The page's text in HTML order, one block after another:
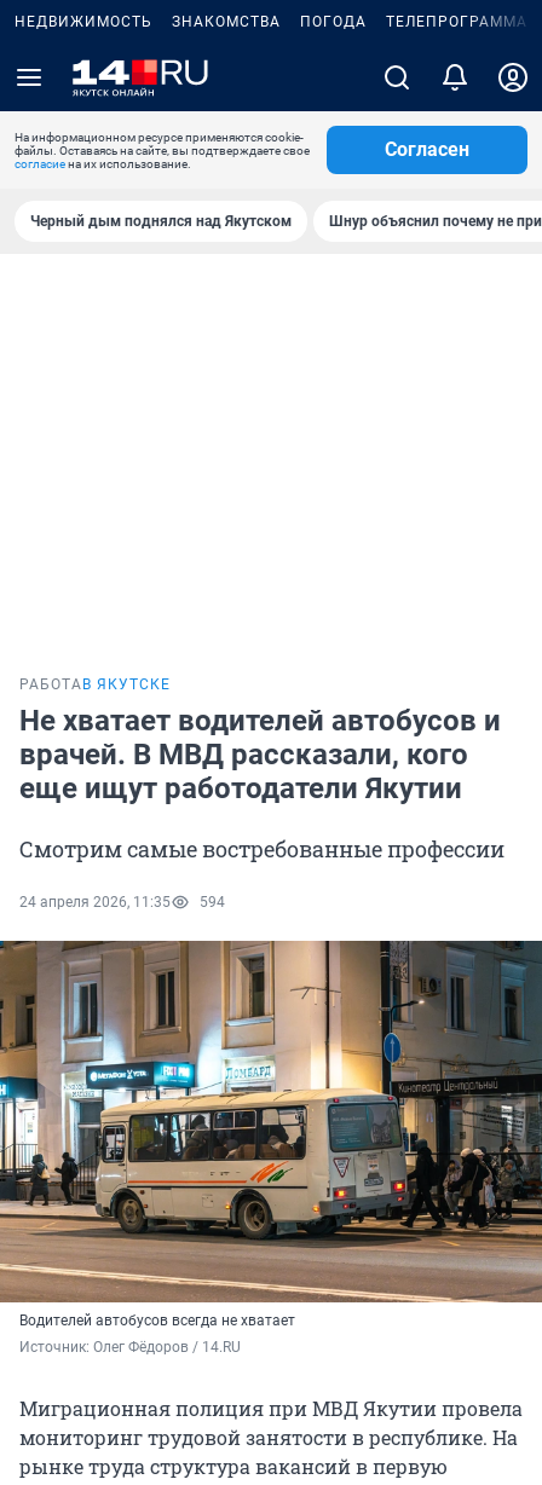
НЕДВИЖИМОСТЬ ЗНАКОМСТВА ПОГОДА ТЕЛЕПРОГРАММА
На информационном ресурсе применяются cookie-
файлы. Оставаясь на сайте, вы подтверждаете свое
согласиена их использование.
Согласен
Черный дым поднялся над Якутском Шнур объяснил почему не
РАБОТА В ЯКУТСКЕ
Не хватает водителей автобусов и
врачей. В МВД рассказали, кого
еще ищут работодатели Якутии
Смотрим самые востребованные профессии
24 апреля 2026, 11:35 594
Водителей автобусов всегда не хватает
Источник: Олег Фёдоров / 14.RU
Миграционная полиция при МВД Якутии провела
мониторинг трудовой занятости в республике. На
рынке труда структура вакансий в первую